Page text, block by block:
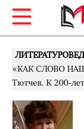
«КАК СЛОВО
Тютчев. К 200-